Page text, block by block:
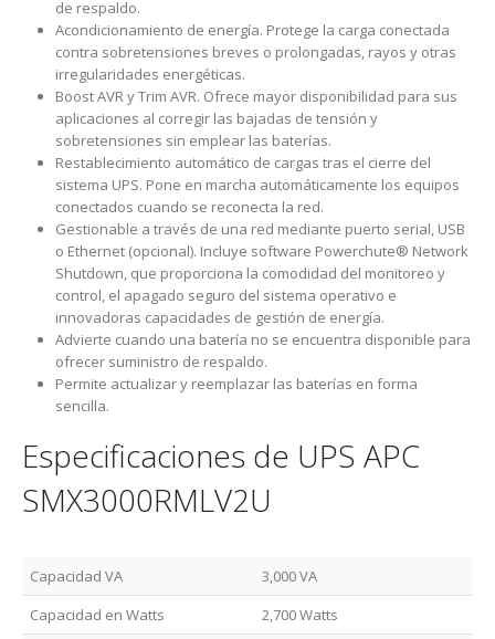
de respaldo.
Acondicionamiento de energía. Protege la carga conectada
contra sobretensiones breves o prolongadas, rayos y otras
irregularidades energéticas.
Boost AVR y Trim AVR. Ofrece mayor disponibilidad para sus
aplicaciones al corregir las bajadas de tensión y
sobretensiones sin emplear las baterías.
Restablecimiento automático de cargas tras el cierre del
sistema UPS. Pone en marcha automáticamente los equipos
conectados cuando se reconecta la red.
Gestionable a través de una red mediante puerto serial, USB
o Ethernet (opcional). Incluye software Powerchute® Network
Shutdown, que proporciona la comodidad del monitoreo y
control, el apagado seguro del sistema operativo e
innovadoras capacidades de gestión de energía.
Advierte cuando una batería no se encuentra disponible para
ofrecer suministro de respaldo.
Permite actualizar y reemplazar las baterías en forma
sencilla.
Especificaciones de UPS APC
SMX3000RMLV2U
Capacidad VA
3,000 VA
Capacidad en Watts
2,700 Watts